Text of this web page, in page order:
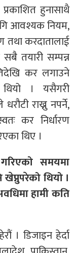
हुनासाथै
आवश्यक नियम,
तथा करदातालाई
सबै तयारी सम्पन्न
कर लगाउने
। यसैगरी
राख्नु नपर्ने,
कर निर्धारण
थिए ।
समयमा
खेप्नुपरेको थियो ।
हामी कति
। डिजाइन हेर्दा